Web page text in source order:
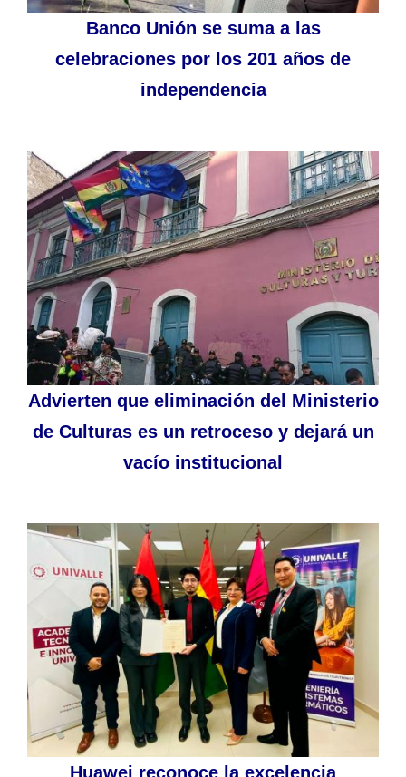
Banco Unión se suma a las
celebraciones por los 201 años de
independencia
Advierten que eliminación del Ministerio
de Culturas es un retroceso y dejará un
vacío institucional
Huawei reconoce la excelencia